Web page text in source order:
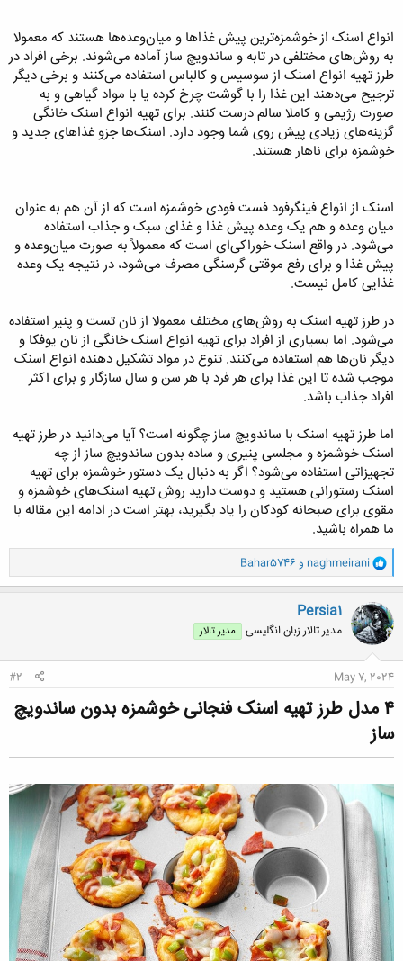
انواع اسنک از خوشمزه‌ترین پیش غذاها و میان‌وعده‌ها هستند که معمولا
به روش‌های مختلفی در تابه و ساندویچ ساز آماده می‌شوند. برخی افراد در
طرز تهیه انواع اسنک از سوسیس و کالباس استفاده می‌کنند و برخی دیگر
ترجیح می‌دهند این غذا را با گوشت چرخ کرده یا با مواد گیاهی و به
صورت رژیمی و کاملا سالم درست کنند. برای تهیه انواع اسنک خانگی
گزینه‌های زیادی پیش روی شما وجود دارد. اسنک‌ها جزو غذاهای جدید و
خوشمزه برای ناهار هستند.
اسنک از انواع فینگرفود فست فودی خوشمزه است که از آن هم به عنوان
میان وعده و هم یک وعده پیش غذا و غذای سبک و جذاب استفاده
می‌شود. در واقع اسنک خوراکی‌ای است که معمولاً به صورت میان‌وعده و
پیش غذا و برای رفع موقتی گرسنگی مصرف می‌شود، در نتیجه یک وعده
غذایی کامل نیست.
در طرز تهیه اسنک به روش‌های مختلف معمولا از نان تست و پنیر استفاده
می‌شود. اما بسیاری از افراد برای تهیه انواع اسنک خانگی از نان یوفکا و
دیگر نان‌ها هم استفاده می‌کنند. تنوع در مواد تشکیل دهنده انواع اسنک
موجب شده تا این غذا برای هر فرد با هر سن و سال سازگار و برای اکثر
افراد جذاب باشد.
اما طرز تهیه اسنک با ساندویچ ساز چگونه است؟ آیا می‌دانید در طرز تهیه
اسنک خوشمزه و مجلسی پنیری و ساده بدون ساندویچ ساز از چه
تجهیزاتی استفاده می‌شود؟ اگر به دنبال یک دستور خوشمزه برای تهیه
اسنک رستورانی هستید و دوست دارید روش تهیه اسنک‌های خوشمزه و
مقوی برای صبحانه کودکان را یاد بگیرید، بهتر است در ادامه این مقاله با
ما همراه باشید.
و
ا
ک
ن
ش
ه
ا
naghmeirani و Bahar5746
Persia1
مدیر تالار زبان انگلیسی مدیر تالار
May 7, 2024
#2
۴ مدل طرز تهیه اسنک فنجانی خوشمزه بدون ساندویچ
ساز​